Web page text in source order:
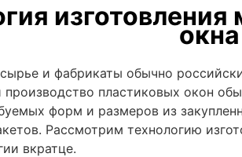
окна
и фабрикаты обычно
пластиковых окон
форм и размеров из
Рассмотрим технологию
вкратце.